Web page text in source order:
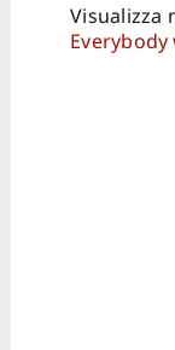
Visualizza